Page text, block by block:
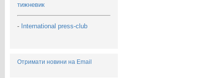
тижневик
- International press-club
Отримати новини на Email